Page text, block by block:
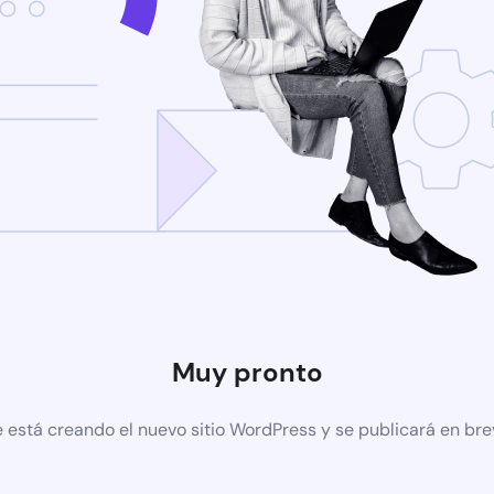
Muy pronto
está creando el nuevo sitio WordPress y se publicará en